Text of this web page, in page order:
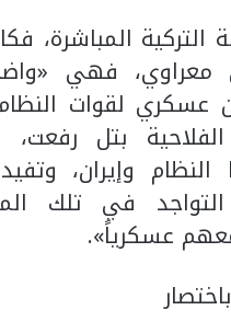
التركية المباشرة،
معراوي، فهي
عسكري لقوات
الفلاحية بتل
وإيران،
في تلك
عسكرياً».